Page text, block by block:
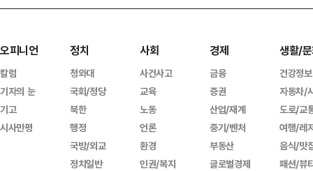
오피니언
칼럼
기자의 눈
기고
시사만평
정치
청와대
국회/정당
북한
행정
국방/외교
정치일반
사회
사건사고
교육
노동
언론
환경
인권/복지
경제
금융
증권
산업/재계
중기/벤처
부동산
글로벌경제
생활/
건강정보
자동차/
도로/교
여행/레
음식/맛
패션/뷰